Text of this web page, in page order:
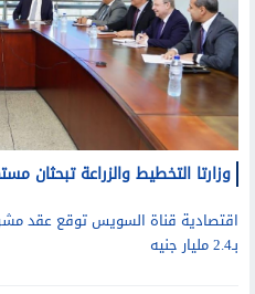
وزارتا التخطيط والزراعة تبحثان
اقتصادية قناة السويس توقع عقد
بـ2.4 مليار جنيه